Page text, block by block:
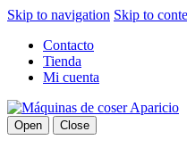
Skip to navigation Skip to
Contacto
Tienda
Mi cuenta
Open Close